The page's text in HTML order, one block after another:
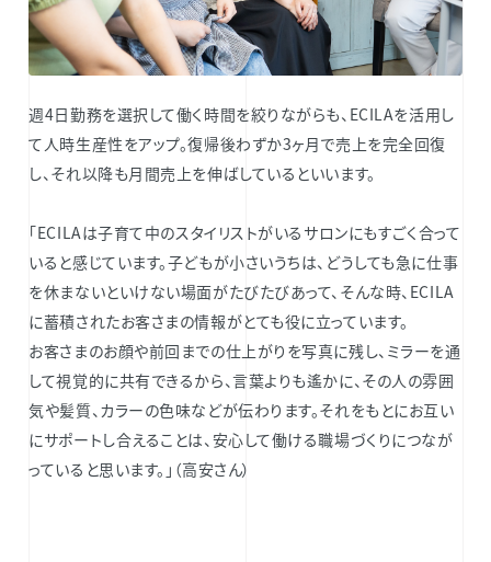
週4日勤務を選択して働く時間を絞りながらも、ECILAを活用し
て人時生産性をアップ。復帰後わずか3ヶ月で売上を完全回復
し、それ以降も月間売上を伸ばしているといいます。
「ECILAは子育て中のスタイリストがいるサロンにもすごく合って
いると感じています。子どもが小さいうちは、どうしても急に仕事
を休まないといけない場面がたびたびあって、そんな時、ECILA
に蓄積されたお客さまの情報がとても役に立っています。
お客さまのお顔や前回までの仕上がりを写真に残し、ミラーを通
して視覚的に共有できるから、言葉よりも遙かに、その人の雰囲
気や髪質、カラーの色味などが伝わります。それをもとにお互い
にサポートし合えることは、安心して働ける職場づくりにつなが
っていると思います。」（高安さん）